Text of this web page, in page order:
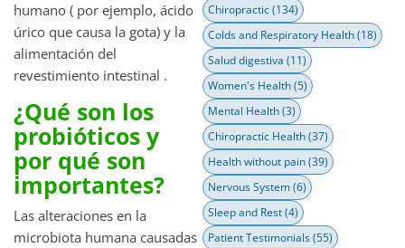
humano ( por ejemplo, ácido
úrico que causa la gota) y la
alimentación del
revestimiento intestinal .
¿Qué son los
probióticos y
por qué son
importantes?
Las alteraciones en la
microbiota humana causadas
Chiropractic(134)
Colds and Respiratory Health(18)
Salud digestiva (11)
Women's Health(5)
Mental Health(3)
Chiropractic Health(37)
Health without pain(39)
Nervous System(6)
Sleep and Rest(4)
Patient Testimonials(55)